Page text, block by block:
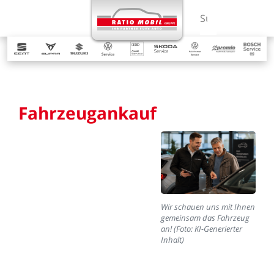
Suchbegriff
Fahrzeugankauf
Wir schauen uns mit Ihnen
gemeinsamdas Fahrzeug
an!(Foto: KI-Generierter
Inhalt)